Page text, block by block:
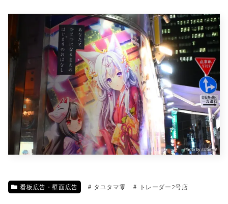
看板広告・壁面広告 タユタマ零 トレーダー2号店